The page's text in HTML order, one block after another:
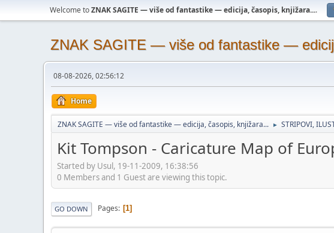
Welcome toZNAK SAGITE — više od fantastike — edicija, časopis, knjižara....
ZNAK SAGITE — više od fantastike —
08-08-2026, 02:56:12
Home
ZNAK SAGITE — više od fantastike — edicija, časopis, knjižara... ► STRIPOVI,
Kit Tompson - Caricature Map of
Started by Usul, 19-11-2009, 16:38:56
0 Members and 1 Guest are viewing this topic.
GO DOWN Pages 1